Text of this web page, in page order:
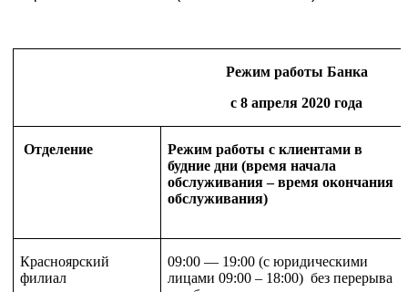
Режим работы Банка
с 8 апреля 2020 года
Отделение
Режим работы с клиентами в
будние дни (время начала
обслуживания – время окончания
обслуживания)
Красноярский
филиал
09:00 — 19:00 (с юридическими
лицами 09:00 – 18:00) без перерыва